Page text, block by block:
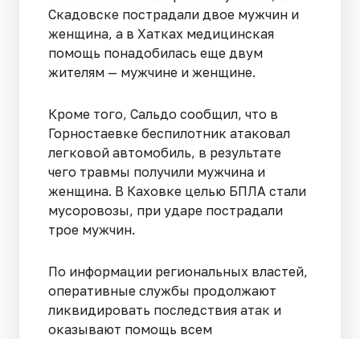
Скадовске пострадали двое мужчин и
женщина, а в Хатках медицинская
помощь понадобилась еще двум
жителям — мужчине и женщине.
Кроме того, Сальдо сообщил, что в
Горностаевке беспилотник атаковал
легковой автомобиль, в результате
чего травмы получили мужчина и
женщина. В Каховке целью БПЛА стали
мусоровозы, при ударе пострадали
трое мужчин.
По информации региональных властей,
оперативные службы продолжают
ликвидировать последствия атак и
оказывают помощь всем